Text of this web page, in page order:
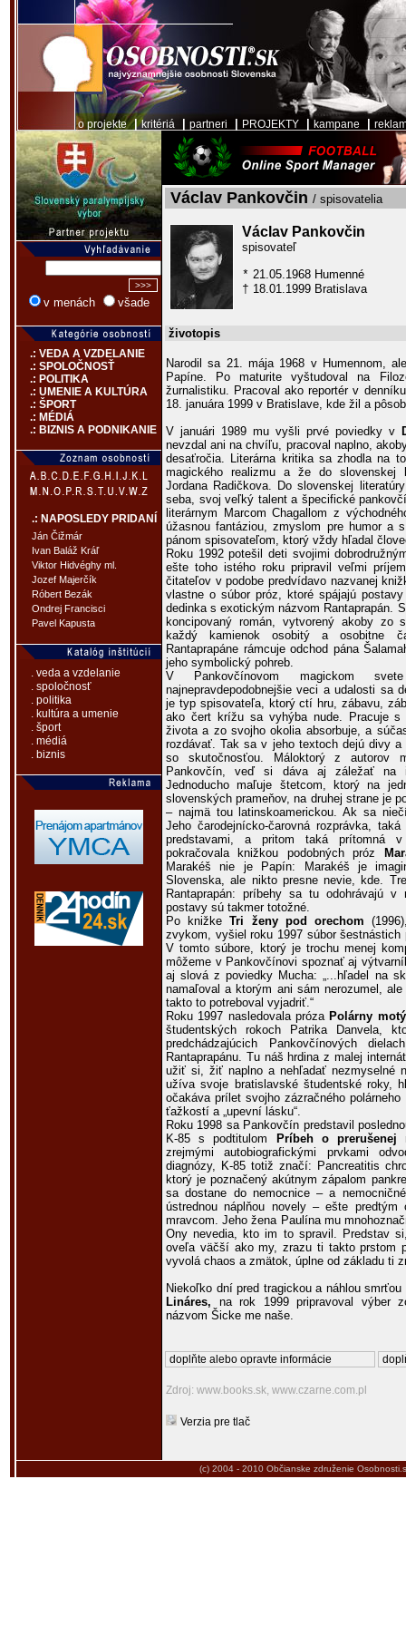
o projekte|kritériá partneri PROJEKTY kampane
v menách všade
.: VEDA A VZDELANIE
.: SPOLOČNOSŤ
.: POLITIKA
.: UMENIE A KULTÚRA
.: ŠPORT
.: MÉDIÁ
.: BIZNIS A PODNIKANIE
.: NAPOSLEDY PRIDANÍ
Ján Čižmár
Ivan Baláž Kráľ
Viktor Hidvéghy ml.
Jozef Majerčík
Róbert Bezák
Ondrej Francisci
Pavel Kapusta
. veda a vzdelanie
. spoločnosť
. politika
. kultúra a umenie
. šport
. médiá
. biznis
Václav Pankovčin / spisovatelia
Václav Pankovčin
spisovateľ
* 21.05.1968 Humenné
† 18.01.1999 Bratislava
životopis
Narodil sa 21. mája 1968 v Humennom,
Papíne. Po maturite vyštudoval na
žurnalistiku. Pracoval ako reportér v
18. januára 1999 v Bratislave, kde žil a
V januári 1989 mu vyšli prvé poviedky v
nevzdal ani na chvíľu, pracoval naplno,
desaťročia. Literárna kritika sa zhodla na
magického realizmu a že do slovenskej
Jordana Radičkova. Do slovenskej
seba, svoj veľký talent a špecifické
literárnym Marcom Chagallom z
úžasnou fantáziou, zmyslom pre humor a
pánom spisovateľom, ktorý vždy hľadal
Roku 1992 potešil deti svojimi
ešte toho istého roku pripravil veľmi
čitateľov v podobe predvídavo nazvanej
vlastne o súbor próz, ktoré spájajú
dedinka s exotickým názvom Rantaprapán.
koncipovaný román, vytvorený akoby zo
každý kamienok osobitý a osobitne
Rantaprapáne rámcuje odchod pána
jeho symbolický pohreb.
V Pankovčínovom magickom
najnepravdepodobnejšie veci a udalosti sa
je typ spisovateľa, ktorý ctí hru, zábavu,
ako čert krížu sa vyhýba nude. Pracuje s
života a zo svojho okolia absorbuje, a
rozdávať. Tak sa v jeho textoch dejú divy
so skutočnosťou. Máloktorý z autorov
Pankovčín, veď si dáva aj záležať na
Jednoducho maľuje štetcom, ktorý na
slovenských prameňov, na druhej strane je
– najmä tou latinskoamerickou. Ak sa
Jeho čarodejnícko-čarovná rozprávka,
predstavami, a pritom taká prítomná
pokračovala knižkou podobných próz
Marakéš nie je Papín: Marakéš je
Slovenska, ale nikto presne nevie, kde.
Rantaprapán: príbehy sa tu odohrávajú v
postavy sú takmer totožné.
Po knižkeTri ženy pod orechom
zvykom, vyšiel roku 1997 súbor
V tomto súbore, ktorý je trochu menej
môžeme v Pankovčínovi spoznať aj
aj slová z poviedky Mucha: „...hľadel na
namaľoval a ktorým ani sám nerozumel,
takto to potreboval vyjadriť.“
Roku 1997 nasledovala próza Polárny
študentských rokoch Patrika Danvela,
predchádzajúcich Pankovčínových
Rantaprapánu. Tu náš hrdina z malej
užiť si, žiť naplno a nehľadať nezmyselné
užíva svoje bratislavské študentské roky,
očakáva prílet svojho zázračného
ťažkostí a „upevní lásku“.
Roku 1998 sa Pankovčín predstavil
K-85 s podtitulom
Príbeh o prerušenej
zrejmými autobiografickými prvkami
diagnózy, K-85 totiž značí: Pancreatitis
ktorý je poznačený akútnym zápalom
sa dostane do nemocnice – a
ústrednou náplňou novely – ešte
mravcom. Jeho žena Paulína mu
Ony nevedia, kto im to spravil. Predstav
oveľa väčší ako my, zrazu ti takto prstom
vyvolá chaos a zmätok, úplne od základu ti
Niekoľko dní pred tragickou a náhlou
Lináres, na rok 1999 pripravoval výber
názvom Šicke me naše.
doplňte alebo opravte informácie
Zdroj: www.books.sk, www.czarne.com.pl
Verzia pre tlač
(c) 2004 - 2010 Občianske združenie